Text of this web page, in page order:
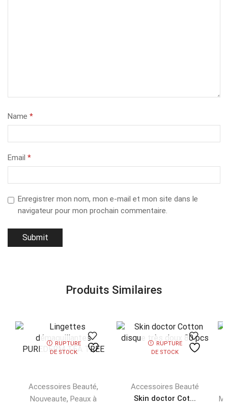
Name *
Email *
Enregistrer mon nom, mon e-mail et mon site dans le
navigateur pour mon prochain commentaire.
Produits Similaires
RUPTURE
DE STOCK
Accessoires Beauté,
Nouveaute, Peaux à
RUPTURE
DE STOCK
Accessoires Beauté
Skin doctor Cot...